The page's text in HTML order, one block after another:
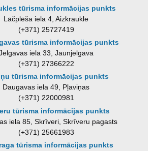
tūrisma informācijas punkts
Lāčplēša iela 4, Aizkraukle
(+371) 25727419
tūrisma informācijas punkts
iela 33, Jaunjelgava
(+371) 27366222
tūrisma informācijas punkts
Daugavas iela 49, Pļaviņas
(+371) 22000981
tūrisma informācijas punkts
iela 85, Skrīveri, Skrīveru pagasts
(+371) 25661983
tūrisma informācijas punkts